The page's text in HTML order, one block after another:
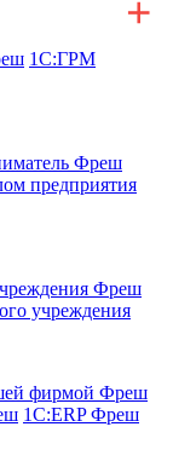
1С:ГРМ
Фреш
предприятия
Фреш
учреждения
фирмой Фреш
1С:ERP Фреш